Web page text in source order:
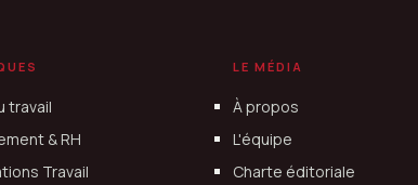
travail
& RH
Travail
LE MÉDIA
À propos
L'équipe
Charte éditoriale